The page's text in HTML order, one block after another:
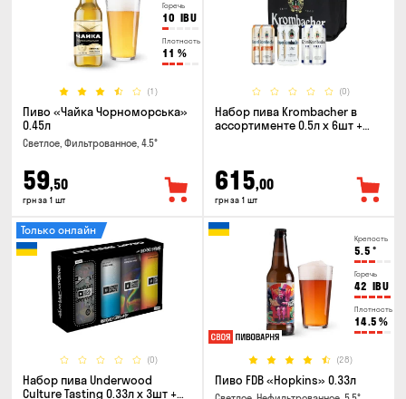
Горечь
10 IBU
Плотность
11 %
(1)
Пиво «Чайка Чорноморська»
0.45л
Светлое, Фильтрованное, 4.5°
59,50
грн за 1 шт
(0)
Набор пива Krombacher в
ассортименте 0.5л х 6шт +
615,00
грн за 1 шт
(0)
Только онлайн
Набор пива Underwood
Culture Tasting 0.33л x 3шт +
Крепость
5.5 °
Горечь
42 IBU
Плотность
14.5 %
(28)
Пиво FDB «Hopkins» 0.33л